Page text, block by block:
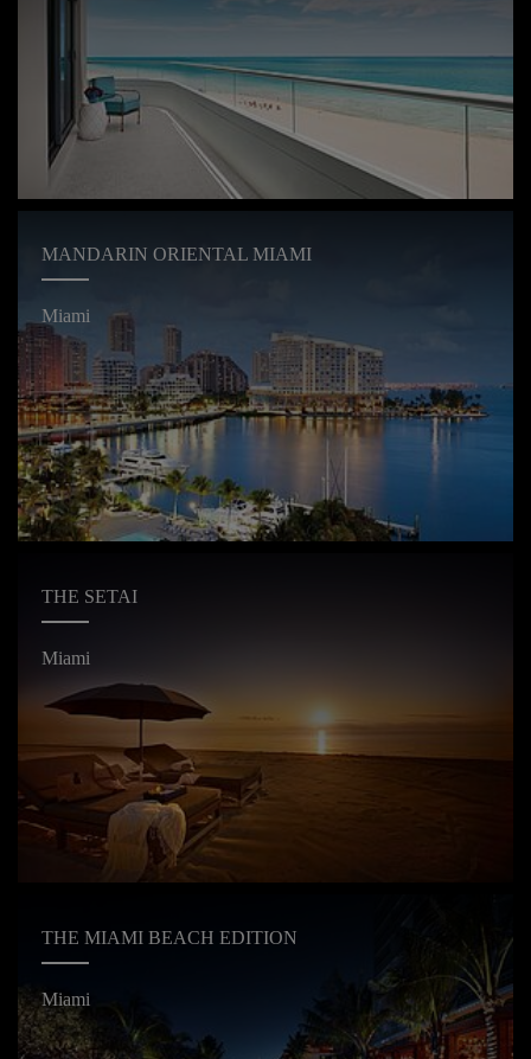
MANDARIN ORIENTAL MIAMI
Miami
THE SETAI
Miami
THE MIAMI BEACH EDITION
Miami